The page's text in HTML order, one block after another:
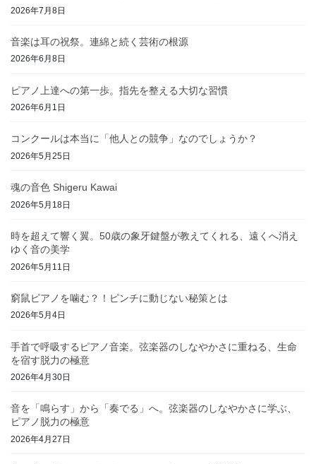
2026年7月8日
音楽は耳の祝祭。連綿と続く芸術の根源
2026年6月8日
ピアノ上達への第一歩。指先を整える大切な習慣
2026年6月1日
コンクールは本当に「他人との競争」なのでしょうか？
2026年5月25日
魂の音色 Shigeru Kawai
2026年5月18日
時を超えて響く翼。50歳の象牙鍵盤が教えてくれる、遠くへ消え
ゆく音の美学
2026年5月11日
窮鼠ピアノを噛む？！ピンチに動じない秘策とは
2026年5月4日
手首で呼吸するピアノ音楽。弦楽器のしなやかさに重ねる、生命
を宿す脱力の極意
2026年4月30日
音を「鳴らす」から「奏でる」へ。弦楽器のしなやかさに学ぶ、
ピアノ脱力の極意
2026年4月27日